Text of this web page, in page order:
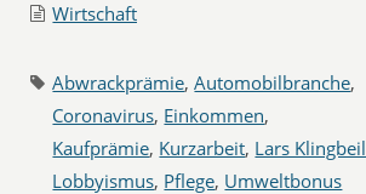
Wirtschaft
Abwrackprämie,Automobilbranche,
Coronavirus, Einkommen,
Kaufprämie, Kurzarbeit, Lars Klingbeil
Lobbyismus, Pflege, Umweltbonus